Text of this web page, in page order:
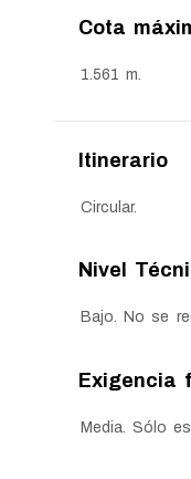
Cota
1.561 m.
Itinerario
Circular.
Nivel
Bajo. No se
Exigencia
Media. Sólo